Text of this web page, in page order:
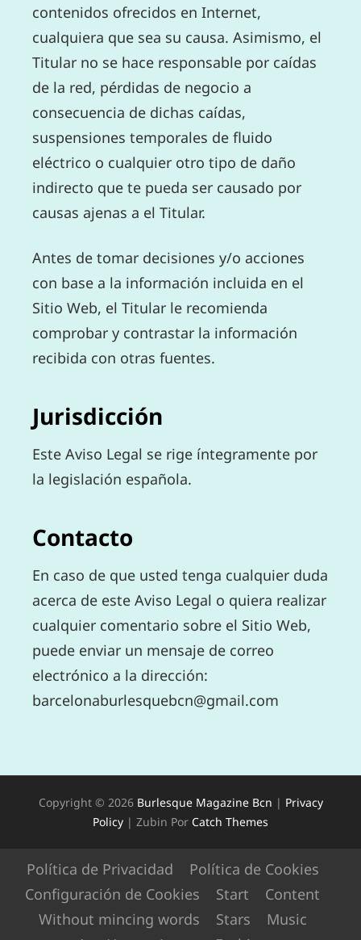
contenidos ofrecidos en Internet,
cualquiera que sea su causa. Asimismo, el
Titular no se hace responsable por caídas
de la red, pérdidas de negocio a
consecuencia de dichas caídas,
suspensiones temporales de fluido
eléctrico o cualquier otro tipo de daño
indirecto que te pueda ser causado por
causas ajenas a el Titular.
Antes de tomar decisiones y/o acciones
con base a la información incluida en el
Sitio Web, el Titular le recomienda
comprobar y contrastar la información
recibida con otras fuentes.
Jurisdicción
Este Aviso Legal se rige íntegramente por
la legislación española.
Contacto
En caso de que usted tenga cualquier duda
acerca de este Aviso Legal o quiera realizar
cualquier comentario sobre el Sitio Web,
puede enviar un mensaje de correo
electrónico a la dirección:
barcelonaburlesquebcn@gmail.com
Copyright © 2026 Burlesque Magazine Bcn | Privacy
Policy | Zubin Por Catch Themes
Política de Privacidad
Política de Cookies
Configuración de Cookies
Start
Content
Without mincing words
Stars
Music